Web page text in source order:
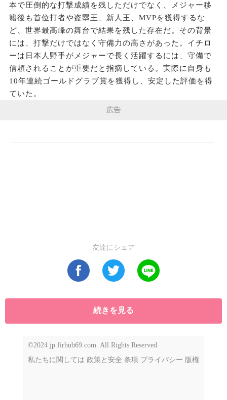
本で圧倒的な打撃成績を残しただけでなく、メジャー移
籍後も首位打者や盗塁王、新人王、MVPを獲得するな
ど、世界最高峰の舞台で結果を残した存在だ。その背景
には、打撃だけではなく守備力の高さがあった。イチロ
ーは日本人野手がメジャーで長く活躍するには、守備で
信頼されることが重要だと指摘している。実際に自身も
10年連続ゴールドグラブ賞を獲得し、安定した評価を得
ていた。
広告
友達にシェア
続きを見る
©2024 jp.firhub69.com. All Rights Reserved.
私たちに関しては 政策と安全 条項 プライバシー 版権